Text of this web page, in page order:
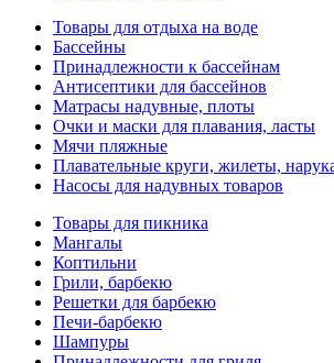
Товары для отдыха на воде
Бассейны
Принадлежности к бассейнам
Антисептики для бассейнов
Матраcы надувные, плоты
Очки и маски для плавания, ласты
Мячи пляжные
Плавательные круги, жилеты,
Насосы для надувных товаров
Товары для пикника
Мангалы
Коптильни
Грили, барбекю
Решетки для барбекю
Печи-барбекю
Шампуры